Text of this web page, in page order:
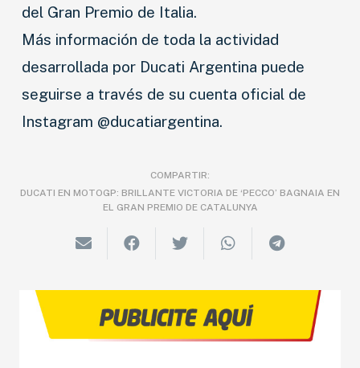
CLASIFICADOS
del Gran Premio de Italia.
Más información de toda la actividad
desarrollada por Ducati Argentina puede
seguirse a través de su cuenta oficial de
Instagram @ducatiargentina.
COMPARTIR:
DUCATI EN MOTOGP: BRILLANTE VICTORIA DE ‘PECCO’ BAGNAIA EN
EL GRAN PREMIO DE CATALUNYA